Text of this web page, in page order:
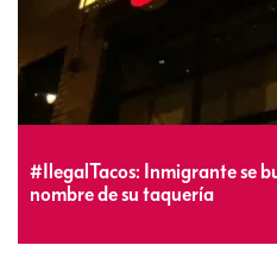
#IlegalTacos: Inmigrante se
nombre de su taquería